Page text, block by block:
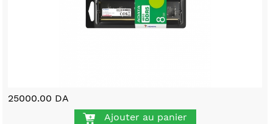
25000.00 DA
Ajouter au panier